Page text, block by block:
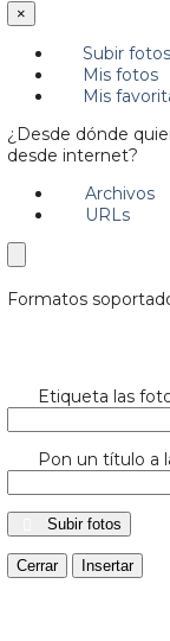
×
Subir fotos
Mis fotos
Mis
¿Desde dónde
desde internet?
Archivos
URLs
Formatos
Etiqueta las
Pon un título a
Subir fotos
Cerrar Insertar